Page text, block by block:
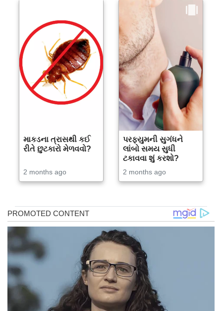
માકડના ત્રાસથી કઈ
રીતે છુટકારો મેળવવો?
2 months ago
પરફ્યુમની સુગંધને
લાંબો સમય સુધી
ટકાવવા શું કરશો?
2 months ago